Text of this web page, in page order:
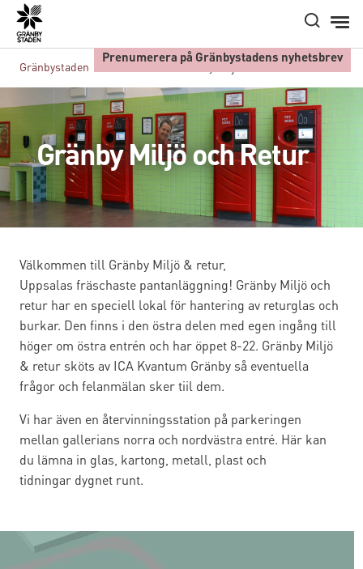
Hem
Prenumerera på Gränbystadens nyhetsbrev
Gränbystaden Gränby Miljö och Retur
Gränby Miljö och Retur
Välkommen till Gränby Miljö & retur,
Uppsalas fräschaste pantanläggning! Gränby Miljö och
retur har en speciell lokal för hantering av returglas och
burkar. Den finns i den östra delen med egen ingång till
höger om östra entrén och har öppet 8-22. Gränby Miljö
& retur sköts av ICA Kvantum Gränby så eventuella
frågor och felanmälan sker tiil dem.
Vi har även en återvinningsstation på parkeringen
mellan gallerians norra och nordvästra entré. Här kan
du lämna in glas, kartong, metall, plast och
tidningar dygnet runt.